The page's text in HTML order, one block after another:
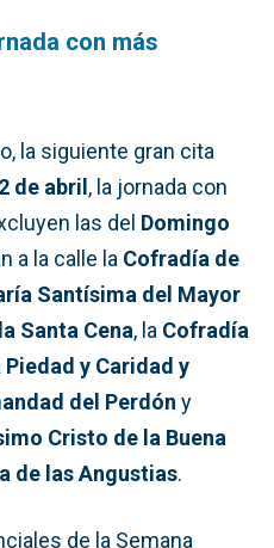
con más
la siguiente gran cita
de abril , la jornada con
las del Domingo
a la calle la Cofradía de
Santísima del Mayor
Santa Cena, la Cofradía
y Caridad y
del Perdón y
Cristo de la Buena
de las Angustias.
de la Semana